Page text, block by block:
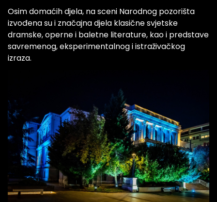
Osim domaćih djela, na sceni Narodnog pozorišta
izvođena su i značajna djela klasične svjetske
dramske, operne i baletne literature, kao i predstave
savremenog, eksperimentalnog i istraživačkog
izraza.